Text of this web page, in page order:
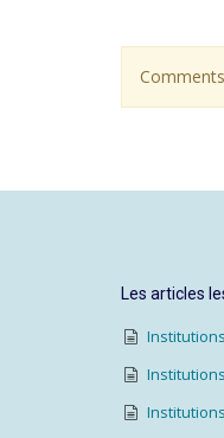
Les articles